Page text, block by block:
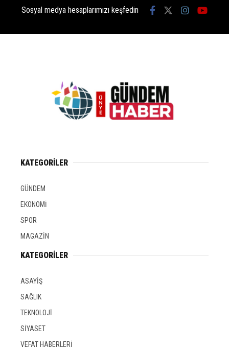
Sosyal medya hesaplarımızı keşfedin
KATEGORİLER
GÜNDEM
EKONOMİ
SPOR
MAGAZİN
KATEGORİLER
ASAYİŞ
SAĞLIK
TEKNOLOJİ
SİYASET
VEFAT HABERLERİ